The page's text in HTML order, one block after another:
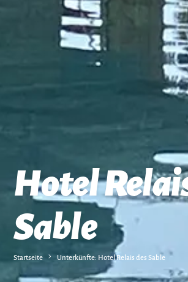
Hotel
Sable
Startseite Unterkünfte: Hotel Relais des Sable